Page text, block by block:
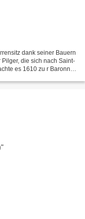
dank seiner Bauern
die sich nach Saint-
es 1610 zu r Baronnie.